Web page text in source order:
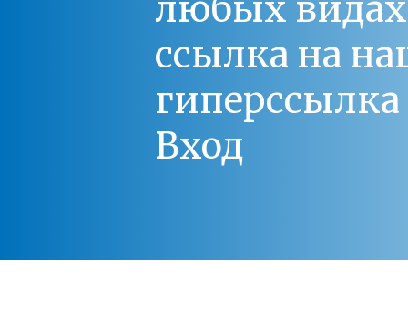
любых
ссылка на
Вход